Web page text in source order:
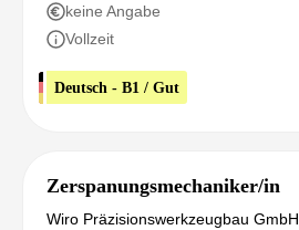
keine Angabe
Vollzeit
Deutsch - B1 / Gut
Zerspanungsmechaniker/in
Wiro Präzisionswerkzeugbau GmbH